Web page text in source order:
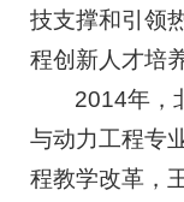
技支撑和引领
程创新人才培
2014年，
与动力工程专
程教学改革，